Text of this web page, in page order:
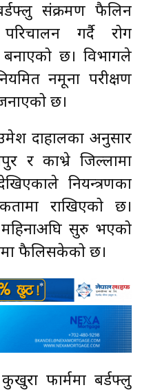
संक्रमण फैलिन
गर्दै रोग
बनाएको छ। विभागले
नमूना परीक्षण
छ।
दाहालका अनुसार
र काभ्रे जिल्लामा
नियन्त्रणका
राखिएको छ।
सुरु भएको
फैलिसकेको छ।
फार्ममा बर्डफ्लु